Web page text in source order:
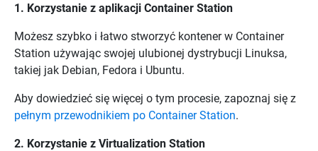
1. Korzystanie z aplikacji Container Station
Możesz szybko i łatwo stworzyć kontener w Container
Station używając swojej ulubionej dystrybucji Linuksa,
takiej jak Debian, Fedora i Ubuntu.
Aby dowiedzieć się więcej o tym procesie, zapoznaj się z
pełnym przewodnikiem po Container Station.
2. Korzystanie z Virtualization Station